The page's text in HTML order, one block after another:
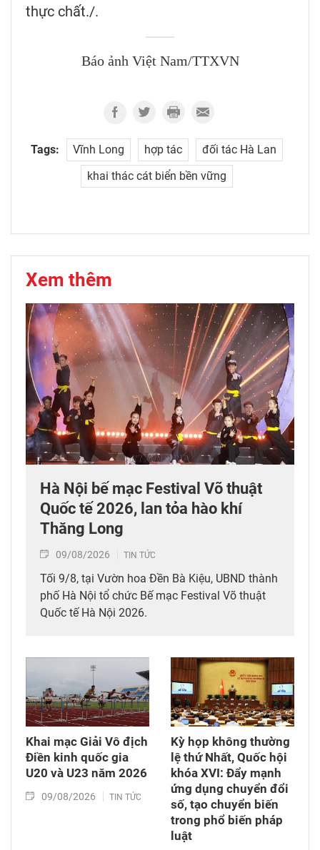
thực chất./.
Báo ảnh Việt Nam/TTXVN
Tags: Vĩnh Long hợp tác
đối tác Hà Lan
khai thác cát biển bền vững
Xem thêm
Hà Nội bế mạc Festival Võ thuật
Quốc tế 2026, lan tỏa hào khí
Thăng Long
09/08/2026 TIN TỨC
Tối 9/8, tại Vườn hoa Đền Bà Kiệu, UBND thành
phố Hà Nội tổ chức Bế mạc Festival Võ thuật
Quốc tế Hà Nội 2026.
Khai mạc Giải Vô địch
Điền kinh quốc gia
U20 và U23 năm 2026
09/08/2026 TIN TỨC
Kỳ họp không thường
lệ thứ Nhất, Quốc hội
khóa XVI: Đẩy mạnh
ứng dụng chuyển đổi
số, tạo chuyển biến
trong phổ biến pháp
luật